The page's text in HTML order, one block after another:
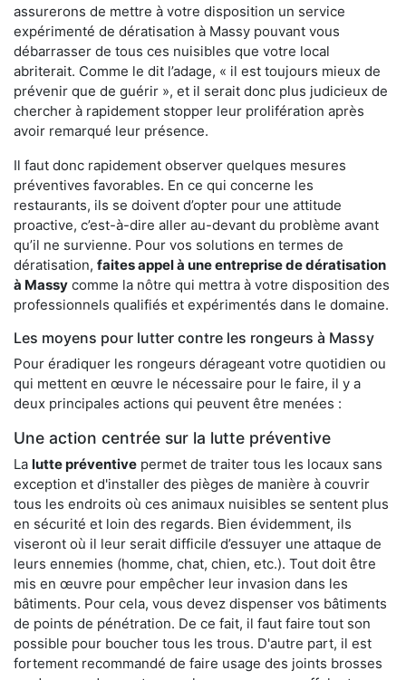
assurerons de mettre à votre disposition un service
expérimenté de dératisation à Massy pouvant vous
débarrasser de tous ces nuisibles que votre local
abriterait. Comme le dit l’adage, « il est toujours mieux de
prévenir que de guérir », et il serait donc plus judicieux de
chercher à rapidement stopper leur prolifération après
avoir remarqué leur présence.
Il faut donc rapidement observer quelques mesures
préventives favorables. En ce qui concerne les
restaurants, ils se doivent d’opter pour une attitude
proactive, c’est-à-dire aller au-devant du problème avant
qu’il ne survienne. Pour vos solutions en termes de
dératisation, faites appel à une entreprise de dératisation
à Massy comme la nôtre qui mettra à votre disposition des
professionnels qualifiés et expérimentés dans le domaine.
Les moyens pour lutter contre les rongeurs à Massy
Pour éradiquer les rongeurs dérageant votre quotidien ou
qui mettent en œuvre le nécessaire pour le faire, il y a
deux principales actions qui peuvent être menées :
Une action centrée sur la lutte préventive
La lutte préventive permet de traiter tous les locaux sans
exception et d'installer des pièges de manière à couvrir
tous les endroits où ces animaux nuisibles se sentent plus
en sécurité et loin des regards. Bien évidemment, ils
viseront où il leur serait difficile d’essuyer une attaque de
leurs ennemies (homme, chat, chien, etc.). Tout doit être
mis en œuvre pour empêcher leur invasion dans les
bâtiments. Pour cela, vous devez dispenser vos bâtiments
de points de pénétration. De ce fait, il faut faire tout son
possible pour boucher tous les trous. D'autre part, il est
fortement recommandé de faire usage des joints brosses